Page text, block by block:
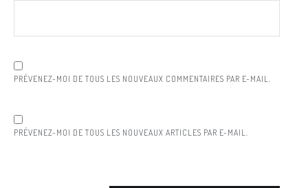
PRÉVENEZ-MOI DE TOUS LES NOUVEAUX COMMENTAIRES PAR E-MAIL.
PRÉVENEZ-MOI DE TOUS LES NOUVEAUX ARTICLES PAR E-MAIL.